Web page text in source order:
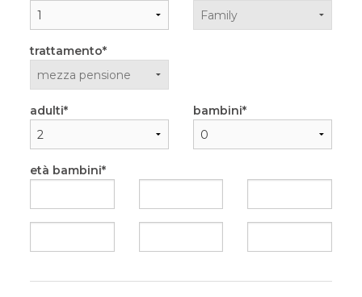
trattamento
adulti bambini
età bambini